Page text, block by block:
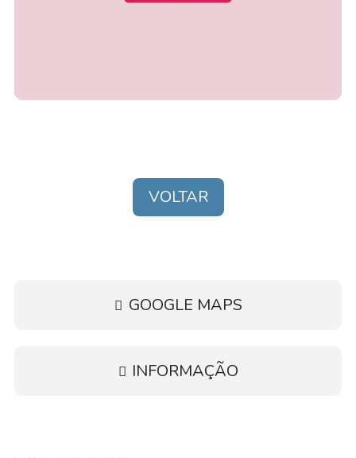
VOLTAR
GOOGLE MAPS
INFORMAÇÃO